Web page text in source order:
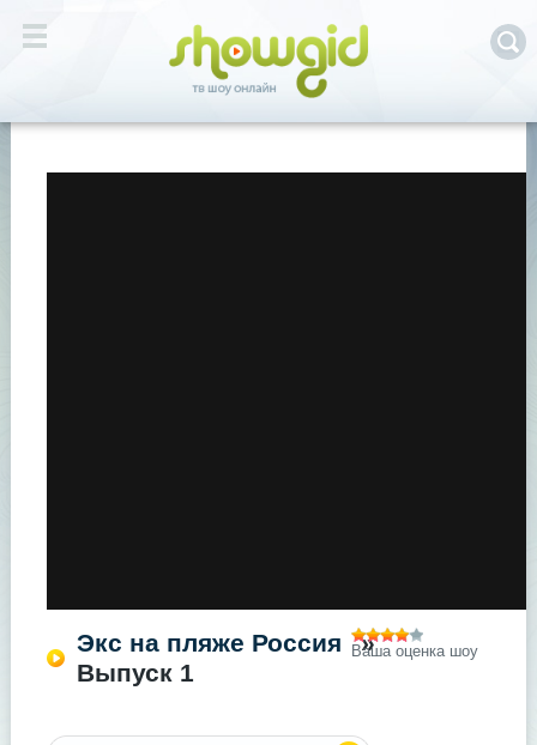
Экс на пляже Россия
»
Выпуск 1
Ваша оценка шоу